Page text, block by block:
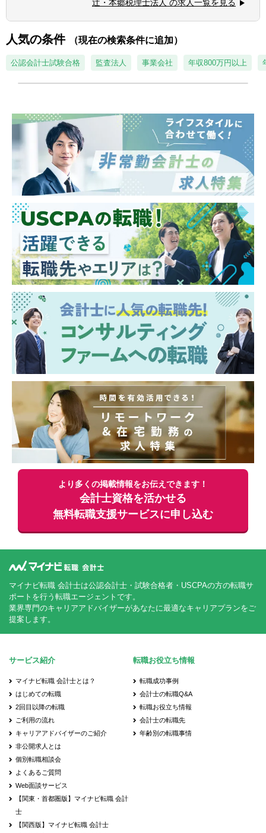
野のエキスパートが集結し、案件によって
は、互いにチームを組んで業務を進めること
があります。
■広範囲な取扱業務
一般企業をはじめ、医療法人、公益法人、社
と幅広いお客様に対して、税務・会計サービ
辻・本郷税理士法人 の求人一覧を見る
人気の条件 （現在の検索条件に追加）
公認会計士試験合格 監査法人 事業会社 年収800万円以上
より多くの掲載情報をお伝えできます！
会計士資格を活かせる
無料転職支援サービスに申し込む
マイナビ転職 会計士は公認会計士・試験合格者・USCPAの方の転職サ
ポートを行う転職エージェントです。
業界専門のキャリアアドバイザーがあなたに最適なキャリアプランをご
提案します。
サービス紹介
マイナビ転職 会計士とは？
はじめての転職
2回目以降の転職
ご利用の流れ
キャリアアドバイザーのご紹介
非公開求人とは
個別転職相談会
よくあるご質問
Web面談サービス
【関東・首都圏版】マイナビ転職 会計
士
【関西版】マイナビ転職 会計士
転職お役立ち情報
転職成功事例
会計士の転職Q&A
転職お役立ち情報
会計士の転職先
年齢別の転職事情